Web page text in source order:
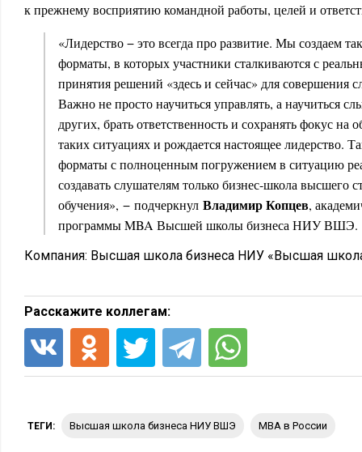
к прежнему восприятию командной работы, целей и
«Лидерство − это всегда про развитие. Мы создаем
форматы, в которых участники сталкиваются с
принятия решений «здесь и сейчас» для совершения
Важно не просто научиться управлять, а научиться
других, брать ответственность и сохранять фокус
таких ситуациях и рождается настоящее лидерство.
форматы с полноценным погружением в ситуацию
создавать слушателям только бизнес-школа высшего
обучения», − подчеркнул Владимир Копцев,
программы MBA Высшей школы бизнеса НИУ ВШЭ.
Компания: Высшая школа бизнеса НИУ «Высшая
Расскажите коллегам:
ТЕГИ: Высшая школа бизнеса НИУ ВШЭ MBA в России